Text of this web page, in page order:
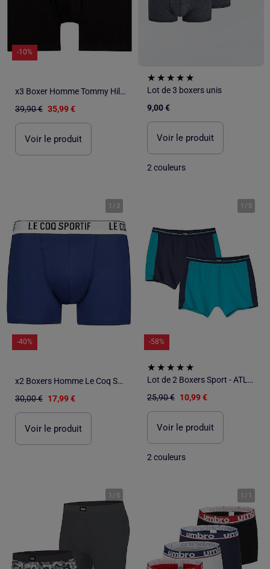
-10%
x3 Boxer Homme Tommy Hilfiger
39,90 € 35,99 €
Voir le produit
Lot de 3 boxers unis
9,00 €
Voir le produit
2 couleurs
1 / 3
-40%
x2 Boxers Homme Le Coq Sportif
30,00 € 17,99 €
Voir le produit
1 / 5
-58%
Lot de 2 Boxers Sport - ATLAS FOR MEN
25,90 € 10,99 €
Voir le produit
2 couleurs
1 / 5 1 / 1